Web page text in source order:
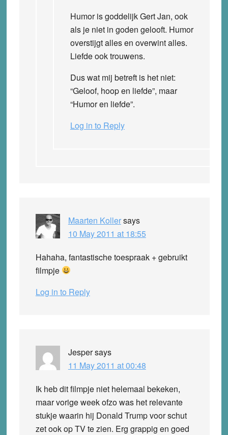
Humor is goddelijk Gert Jan, ook
als je niet in goden gelooft. Humor
overstijgt alles en overwint alles.
Liefde ook trouwens.
Dus wat mij betreft is het niet:
“Geloof, hoop en liefde”, maar
“Humor en liefde”.
Log in to Reply
Maarten Kollersays
10 May 2011 at 18:55
Hahaha, fantastische toespraak + gebruikt
filmpje
Log in to Reply
Jespersays
11 May 2011 at 00:48
Ik heb dit filmpje niet helemaal bekeken,
maar vorige week ofzo was het relevante
stukje waarin hij Donald Trump voor schut
zet ook op TV te zien. Erg grappig en goed